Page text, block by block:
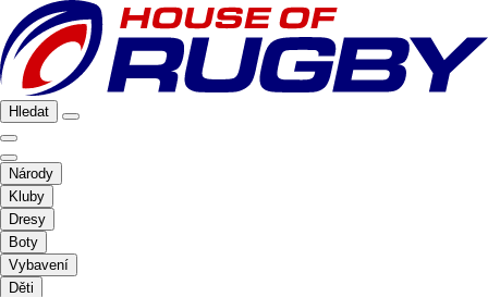
Hledat
Národy
Kluby
Dresy
Boty
Vybavení
Děti